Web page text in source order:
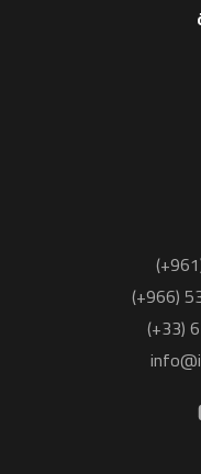
(+966)
(+33)